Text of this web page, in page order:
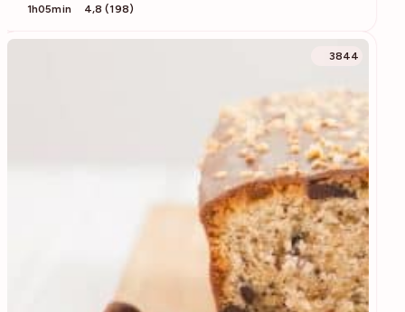
1h05min 4,8 (198)
3844